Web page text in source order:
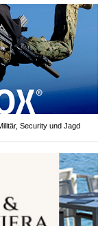
Security und Jagd